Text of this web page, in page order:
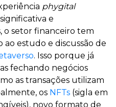
phygital
e
o setor financeiro tem
estudo e discussão de
. Isso porque já
fechando negócios
as transações utilizam
os NFTs (sigla em
novo formato de